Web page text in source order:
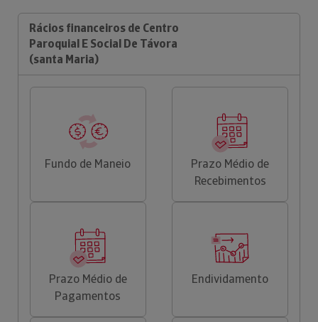
Rácios financeiros de Centro
Paroquial E Social De Távora
(santa Maria)
Fundo de Maneio
Prazo Médio de
Recebimentos
Prazo Médio de
Pagamentos
Endividamento